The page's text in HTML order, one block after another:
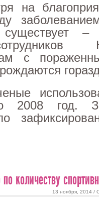
на
–
с
2008 год.
количеству
13 ноября, 2014 /